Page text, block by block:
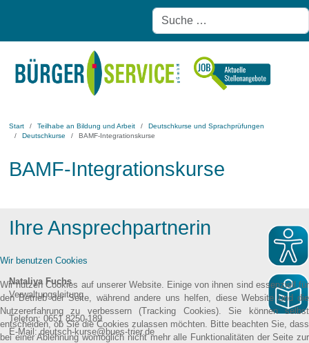
Start Teilhabe an Bildung und Arbeit
Deutschkurse und Sprachprüfungen
Deutschkurse
BAMF-Integrationskurse
BAMF-Integrationskurse
Ihre Ansprechpartnerin
Nataliya Fuchs
Verwaltungsleitung
Telefon:0651 8250-189
E-Mail:deutsch-kurse@bues-trier.de
Wir benutzen Cookies
Wir nutzen Cookies auf unserer Website. Einige von ihnen sind essenziell für
den Betrieb der Seite, während andere uns helfen, diese Website und die
Nutzererfahrung zu verbessern (Tracking Cookies). Sie können selbst
entscheiden, ob Sie die Cookies zulassen möchten. Bitte beachten Sie, dass
bei einer Ablehnung womöglich nicht mehr alle Funktionalitäten der Seite zur